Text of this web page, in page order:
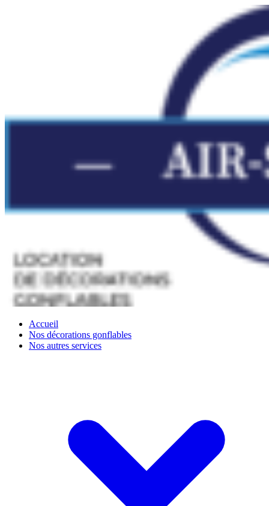
Accueil
Nos décorations gonflables
Nos autres services